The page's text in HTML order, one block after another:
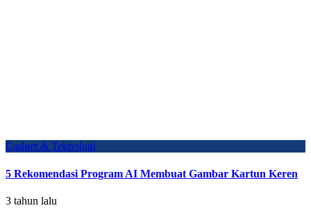
Gadget & Teknologi
5 Rekomendasi Program AI Membuat Gambar Kartun Keren
3 tahun lalu